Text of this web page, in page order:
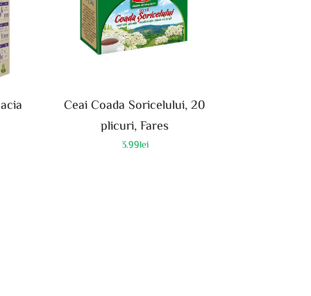
Ceai Coada Soricelului, 20
plicuri, Fares
3.99lei